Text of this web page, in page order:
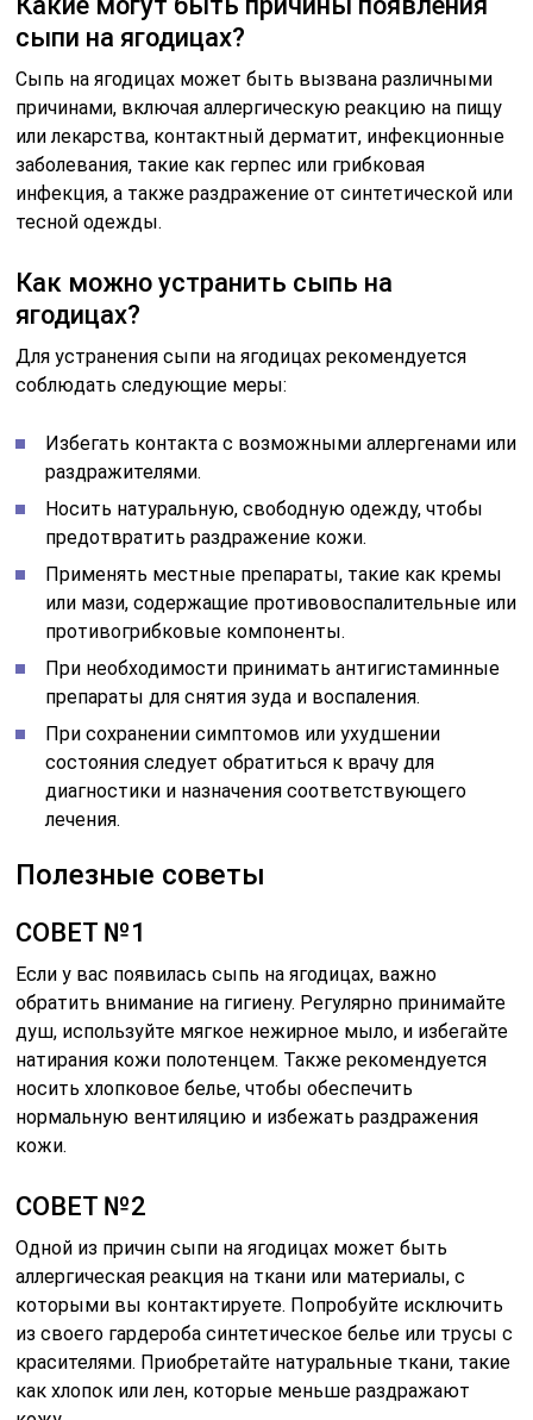
сыпи на ягодицах?
Сыпь на ягодицах может быть вызвана различными
причинами, включая аллергическую реакцию на пищу
или лекарства, контактный дерматит, инфекционные
заболевания, такие как герпес или грибковая
инфекция, а также раздражение от синтетической или
тесной одежды.
Как можно устранить сыпь на
ягодицах?
Для устранения сыпи на ягодицах рекомендуется
соблюдать следующие меры:
Избегать контакта с возможными аллергенами или
раздражителями.
Носить натуральную, свободную одежду, чтобы
предотвратить раздражение кожи.
Применять местные препараты, такие как кремы
или мази, содержащие противовоспалительные или
противогрибковые компоненты.
При необходимости принимать антигистаминные
препараты для снятия зуда и воспаления.
При сохранении симптомов или ухудшении
состояния следует обратиться к врачу для
диагностики и назначения соответствующего
лечения.
Полезные советы
СОВЕТ №1
Если у вас появилась сыпь на ягодицах, важно
обратить внимание на гигиену. Регулярно принимайте
душ, используйте мягкое нежирное мыло, и избегайте
натирания кожи полотенцем. Также рекомендуется
носить хлопковое белье, чтобы обеспечить
нормальную вентиляцию и избежать раздражения
кожи.
СОВЕТ №2
Одной из причин сыпи на ягодицах может быть
аллергическая реакция на ткани или материалы, с
которыми вы контактируете. Попробуйте исключить
из своего гардероба синтетическое белье или трусы с
красителями. Приобретайте натуральные ткани, такие
как хлопок или лен, которые меньше раздражают